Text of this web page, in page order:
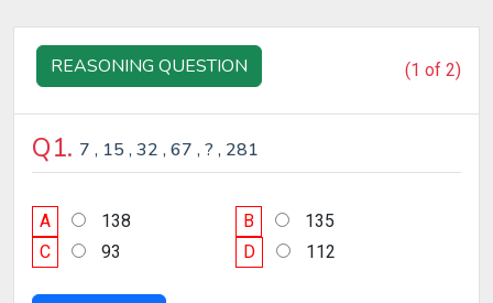
REASONING QUESTION (1 of 2)
Q1. 7 , 15 , 32 , 67 , ? , 281
A 138 B
135
C
93 D 112